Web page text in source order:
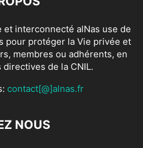
et interconnecté alNas use de
pour protéger la Vie privée et
membres ou adhérents, en
directives de la CNIL.
contact[@]alnas.fr
NOUS